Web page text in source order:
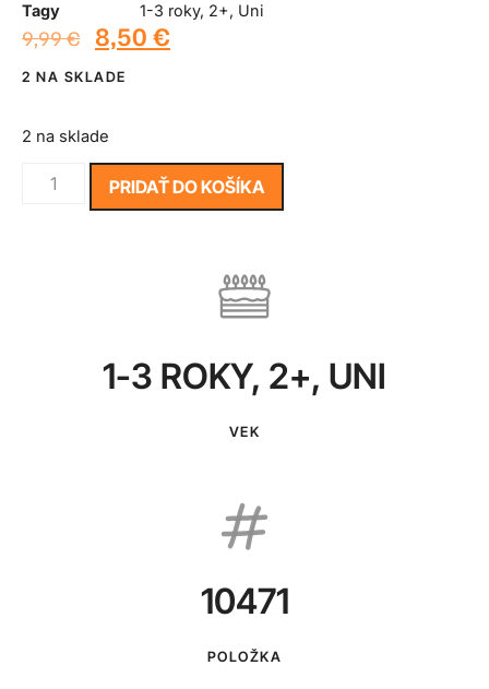
Tagy
1-3 roky, 2+, Uni
9,99€ 8,50 €
2 NA SKLADE
2 na sklade
PRIDAŤ DO KOŠÍKA
1-3 ROKY, 2+, UNI
VEK
10471
POLOŽKA